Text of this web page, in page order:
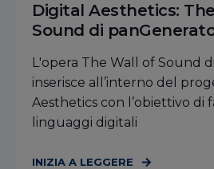
Digital Aesthetics:
Sound di
L'opera The Wall of Sound
inserisce all’interno del
Aesthetics con l’obiettivo di
linguaggi digitali
INIZIA A LEGGERE